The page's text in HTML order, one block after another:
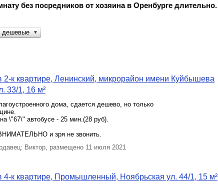
без посредников от хозяина в Оренбурге длительно.
дешевые ▼
2-к квартире, Ленинский, микрорайон имени Куйбышева
33/1, 16 м²
дома, сдается дешево, но только
\"67\" автобусе - 25 мин.(28 руб).
и зря не звонить.
Виктор, размещено 11 июля 2021
4-к квартире, Промышленный, Ноябрьская ул. 44/1, 15 м²